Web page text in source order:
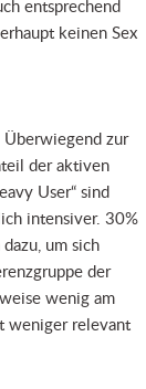
entsprechend
keinen Sex
zur
der aktiven
User“ sind
intensiver. 30%
um sich
der
wenig am
weniger relevant